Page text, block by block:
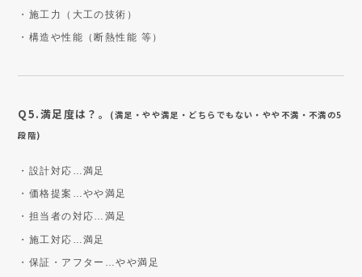
・施工力（大工の技術）
・構造や性能（断熱性能 等）
Q5.満足度は？。
(満足・やや満足・どちらでもない・やや不満・不満の5
段階)
・設計対応…満足
・価格提案…やや満足
・担当者の対応…満足
・施工対応…満足
・保証・アフター…やや満足